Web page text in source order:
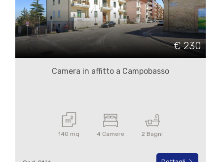
€ 230
Camera in affitto a Campobasso
140 mq 4 Camere 2 Bagni